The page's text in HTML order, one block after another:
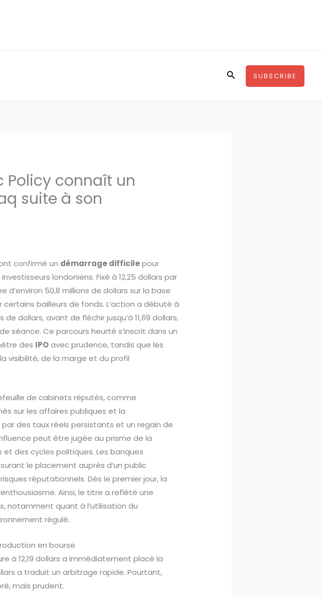
Rechercher
SUBSCRIBE
Policy connaît un
suite à son
confirmé un démarrage difficilepour
londoniens. Fixé à 12,25 dollars par
d’environ 50,8 millions de dollars sur la base
bailleurs de fonds. L’action a débuté à
dollars, avant de fléchir jusqu’à 11,69 dollars,
séance. Ce parcours heurté s’inscrit dans un
des IPOavec prudence, tandis que les
visibilité, de la marge et du profil
de cabinets réputés, comme
sur les affaires publiques et la
des taux réels persistants et un regain de
peut être jugée au prisme de la
des cycles politiques. Les banques
le placement auprès d’un public
réputationnels. Dès le premier jour, la
Ainsi, le titre a reflété une
notamment quant à l’utilisation du
régulé.
en bourse
à 12,19 dollars a immédiatement placé la
a traduit un arbitrage rapide. Pourtant,
mais prudent.